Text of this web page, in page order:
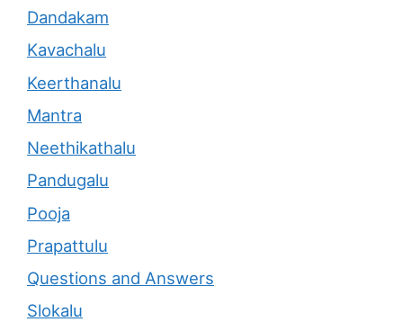
Dandakam
Kavachalu
Keerthanalu
Mantra
Neethikathalu
Pandugalu
Pooja
Prapattulu
Questions and Answers
Slokalu